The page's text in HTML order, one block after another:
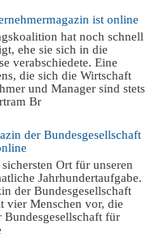
ist online
hat noch schnell
ehe sie sich in die
verabschiedete. Eine
die sich die Wirtschaft
und Manager sind stets
Br
der Bundesgesellschaft
Ort für unseren
Jahrhundertaufgabe.
der Bundesgesellschaft
vier Menschen vor, die
Bundesgesellschaft für